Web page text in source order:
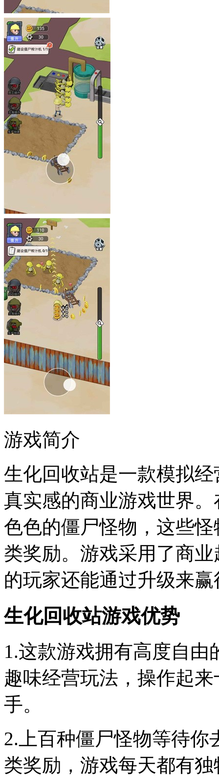
游戏简介
生化回收站是一款模拟
真实感的商业游戏世界
色色的僵尸怪物，这些
类奖励。游戏采用了商
的玩家还能通过升级来
生化回收站游戏优势
1.这款游戏拥有高度自
趣味经营玩法，操作起
手。
2.上百种僵尸怪物等待
类奖励，游戏每天都有